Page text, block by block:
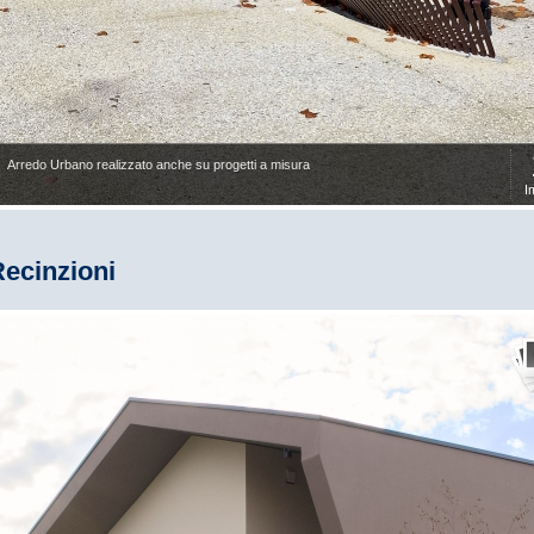
Arredo Urbano realizzato anche su progetti a misura